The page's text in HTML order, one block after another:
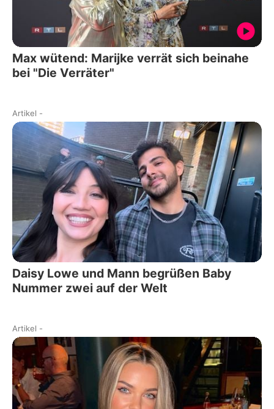
Max wütend: Marijke verrät sich beinahe
bei "Die Verräter"
Artikel -
Daisy Lowe und Mann begrüßen Baby
Nummer zwei auf der Welt
Artikel -